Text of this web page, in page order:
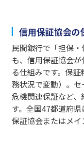
信用保証協会の
民間銀行で「担保
も、信用保証協会
る仕組みです。保
務状況で変動）。
危機関連保証など
す。全国47都道府
保証協会またはメイ